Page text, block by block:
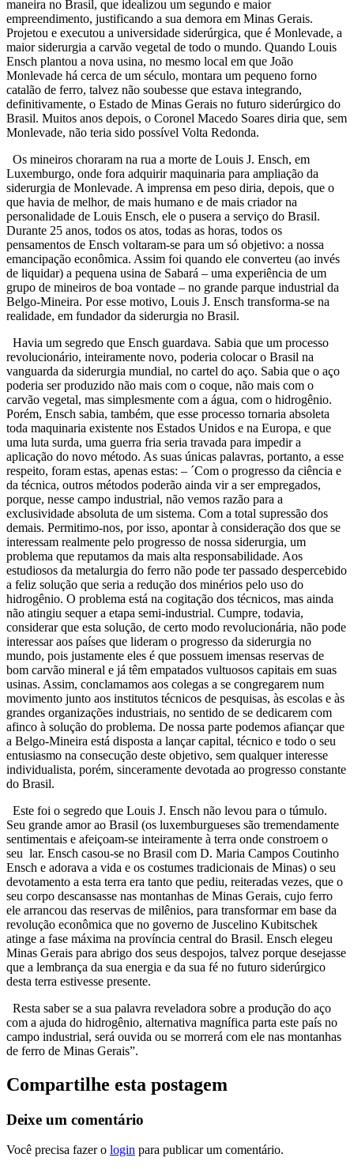
maneira no Brasil, que idealizou um segundo e maior
empreendimento, justificando a sua demora em Minas Gerais.
Projetou e executou a universidade siderúrgica, que é Monlevade, a
maior siderurgia a carvão vegetal de todo o mundo. Quando Louis
Ensch plantou a nova usina, no mesmo local em que João
Monlevade há cerca de um século, montara um pequeno forno
catalão de ferro, talvez não soubesse que estava integrando,
definitivamente, o Estado de Minas Gerais no futuro siderúrgico do
Brasil. Muitos anos depois, o Coronel Macedo Soares diria que, sem
Monlevade, não teria sido possível Volta Redonda.
Os mineiros choraram na rua a morte de Louis J. Ensch, em
Luxemburgo, onde fora adquirir maquinaria para ampliação da
siderurgia de Monlevade. A imprensa em peso diria, depois, que o
que havia de melhor, de mais humano e de mais criador na
personalidade de Louis Ensch, ele o pusera a serviço do Brasil.
Durante 25 anos, todos os atos, todas as horas, todos os
pensamentos de Ensch voltaram-se para um só objetivo: a nossa
emancipação econômica. Assim foi quando ele converteu (ao invés
de liquidar) a pequena usina de Sabará – uma experiência de um
grupo de mineiros de boa vontade – no grande parque industrial da
Belgo-Mineira. Por esse motivo, Louis J. Ensch transforma-se na
realidade, em fundador da siderurgia no Brasil.
Havia um segredo que Ensch guardava. Sabia que um processo
revolucionário, inteiramente novo, poderia colocar o Brasil na
vanguarda da siderurgia mundial, no cartel do aço. Sabia que o aço
poderia ser produzido não mais com o coque, não mais com o
carvão vegetal, mas simplesmente com a água, com o hidrogênio.
Porém, Ensch sabia, também, que esse processo tornaria absoleta
toda maquinaria existente nos Estados Unidos e na Europa, e que
uma luta surda, uma guerra fria seria travada para impedir a
aplicação do novo método. As suas únicas palavras, portanto, a esse
respeito, foram estas, apenas estas: – ´Com o progresso da ciência e
da técnica, outros métodos poderão ainda vir a ser empregados,
porque, nesse campo industrial, não vemos razão para a
exclusividade absoluta de um sistema. Com a total supressão dos
demais. Permitimo-nos, por isso, apontar à consideração dos que se
interessam realmente pelo progresso de nossa siderurgia, um
problema que reputamos da mais alta responsabilidade. Aos
estudiosos da metalurgia do ferro não pode ter passado despercebido
a feliz solução que seria a redução dos minérios pelo uso do
hidrogênio. O problema está na cogitação dos técnicos, mas ainda
não atingiu sequer a etapa semi-industrial. Cumpre, todavia,
considerar que esta solução, de certo modo revolucionária, não pode
interessar aos países que lideram o progresso da siderurgia no
mundo, pois justamente eles é que possuem imensas reservas de
bom carvão mineral e já têm empatados vultuosos capitais em suas
usinas. Assim, conclamamos aos colegas a se congregarem num
movimento junto aos institutos técnicos de pesquisas, às escolas e às
grandes organizações industriais, no sentido de se dedicarem com
afinco à solução do problema. De nossa parte podemos afiançar que
a Belgo-Mineira está disposta a lançar capital, técnico e todo o seu
entusiasmo na consecução deste objetivo, sem qualquer interesse
individualista, porém, sinceramente devotada ao progresso constante
do Brasil.
Este foi o segredo que Louis J. Ensch não levou para o túmulo.
Seu grande amor ao Brasil (os luxemburgueses são tremendamente
sentimentais e afeiçoam-se inteiramente à terra onde constroem o
seu lar. Ensch casou-se no Brasil com D. Maria Campos Coutinho
Ensch e adorava a vida e os costumes tradicionais de Minas) o seu
devotamento a esta terra era tanto que pediu, reiteradas vezes, que o
seu corpo descansasse nas montanhas de Minas Gerais, cujo ferro
ele arrancou das reservas de milênios, para transformar em base da
revolução econômica que no governo de Juscelino Kubitschek
atinge a fase máxima na província central do Brasil. Ensch elegeu
Minas Gerais para abrigo dos seus despojos, talvez porque desejasse
que a lembrança da sua energia e da sua fé no futuro siderúrgico
desta terra estivesse presente.
Resta saber se a sua palavra reveladora sobre a produção do aço
com a ajuda do hidrogênio, alternativa magnífica parta este país no
campo industrial, será ouvida ou se morrerá com ele nas montanhas
de ferro de Minas Gerais”.
Compartilhe esta postagem
Deixe um comentário
Você precisa fazer o login para publicar um comentário.